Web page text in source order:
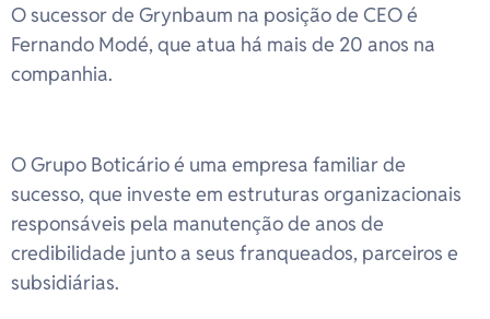
O sucessor de Grynbaum na posição de CEO é
Fernando Modé, que atua há mais de 20 anos na
companhia.
O Grupo Boticário é uma empresa familiar de
sucesso, que investe em estruturas organizacionais
responsáveis pela manutenção de anos de
credibilidade junto a seus franqueados, parceiros e
subsidiárias.